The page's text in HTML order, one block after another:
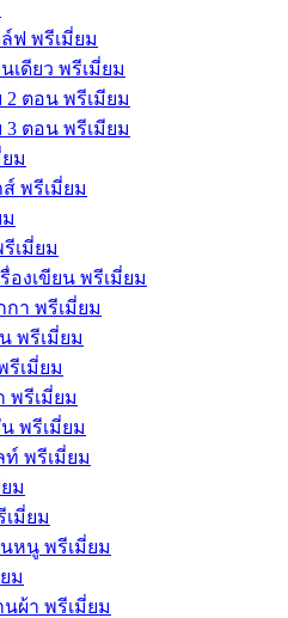
ฟ พรีเมี่ยม
เดียว พรีเมี่ยม
2 ตอน พรีเมียม
3 ตอน พรีเมียม
ม
พรีเมี่ยม
เมี่ยม
องเขียน พรีเมี่ยม
กา พรีเมี่ยม
พรีเมี่ยม
รีเมี่ยม
พรีเมี่ยม
พรีเมี่ยม
ท์ พรีเมี่ยม
ม
มี่ยม
หนู พรีเมี่ยม
ม
ผ้า พรีเมี่ยม